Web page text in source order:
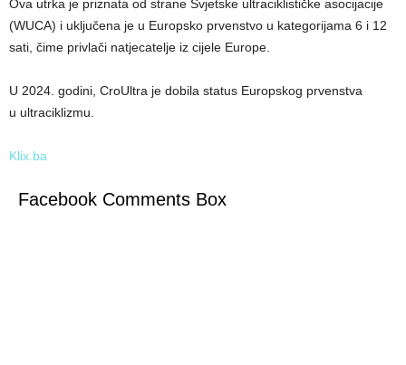
Ova utrka je priznata od strane Svjetske ultraciklističke asocijacije
(WUCA) i uključena je u Europsko prvenstvo u kategorijama 6 i 12
sati, čime privlači natjecatelje iz cijele Europe.
U 2024. godini, CroUltra je dobila status Europskog prvenstva
u ultraciklizmu.
Klix.ba
Facebook Comments Box